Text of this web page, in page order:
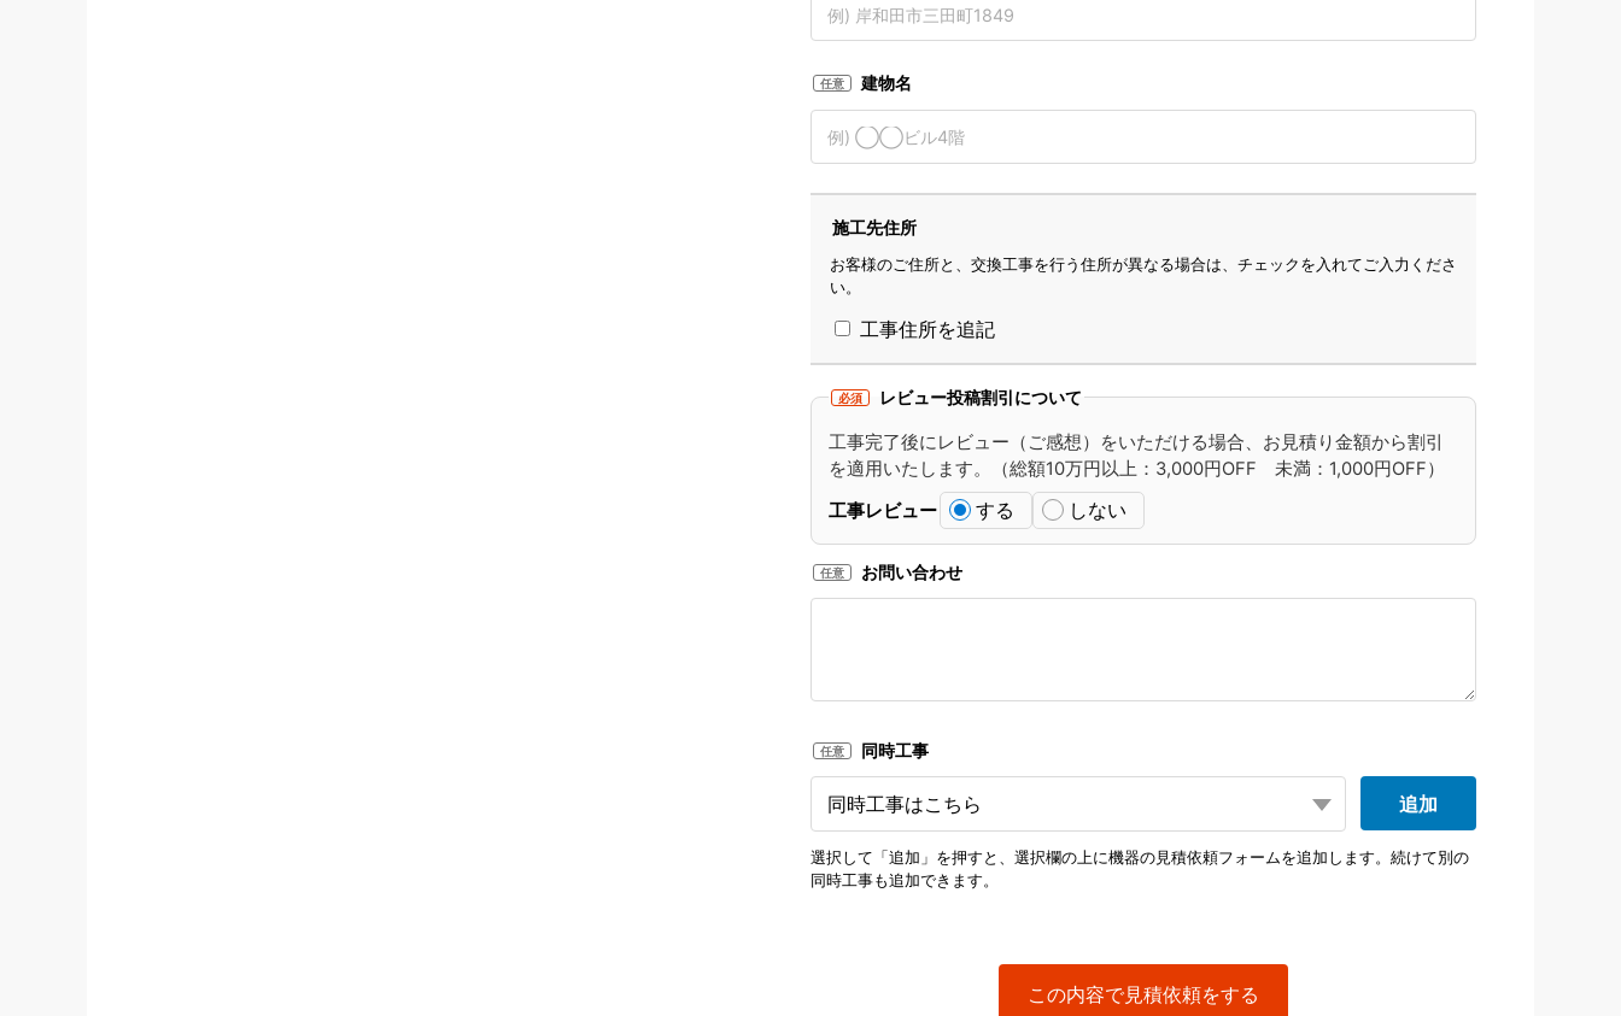
任意 建物名
施工先住所
お客様のご住所と、交換工事を行う住所が異なる場合は、チェックを入れてご入力くださ
い。
工事住所を追記
必須 レビュー投稿割引について
工事完了後にレビュー（ご感想）をいただける場合、お見積り金額から割引
を適用いたします。（総額10万円以上：3,000円OFF 未満：1,000円OFF）
工事レビュー する しない
任意 お問い合わせ
任意 同時工事
追加
選択して「追加」を押すと、選択欄の上に機器の見積依頼フォームを追加します。続けて別の
同時工事も追加できます。
この内容で見積依頼をする